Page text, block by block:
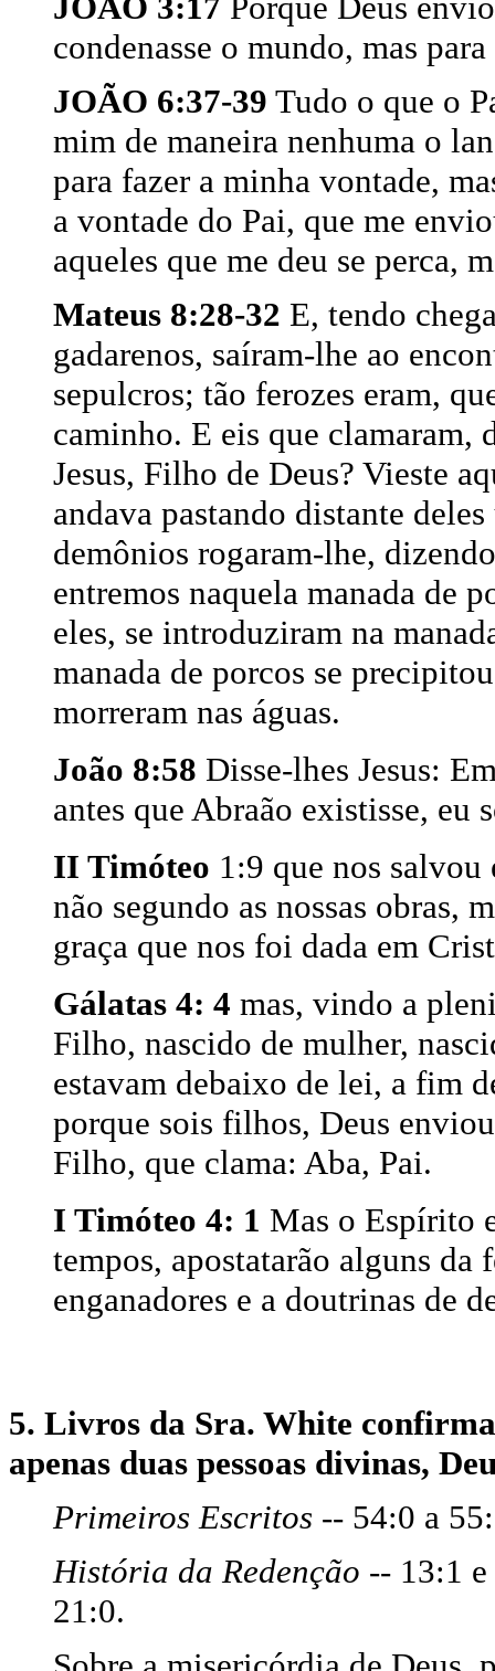
condenasse o mundo, mas
JOÃO 6:37-39 Tudo o que o
mim de maneira nenhuma o
para fazer a minha vontade,
a vontade do Pai, que me
aqueles que me deu se perca,
Mateus 8:28-32 E, tendo
gadarenos, saíram-lhe ao
sepulcros; tão ferozes eram,
caminho. E eis que clamaram,
Jesus, Filho de Deus? Vieste
andava pastando distante
demônios rogaram-lhe,
entremos naquela manada de
eles, se introduziram na
manada de porcos se
morreram nas águas.
João 8:58 Disse-lhes Jesus:
antes que Abraão existisse, eu
II Timóteo 1:9 que nos salvou
não segundo as nossas obras,
graça que nos foi dada em
Gálatas 4: 4 mas, vindo a
Filho, nascido de mulher,
estavam debaixo de lei, a fim
porque sois filhos, Deus
Filho, que clama: Aba, Pai.
I Timóteo 4: 1 Mas o Espírito
tempos, apostatarão alguns
enganadores e a doutrinas de
5. Livros da Sra. White
apenas duas pessoas divinas,
Primeiros Escritos -- 54:0 a
História da Redenção -- 13:1
21:0.